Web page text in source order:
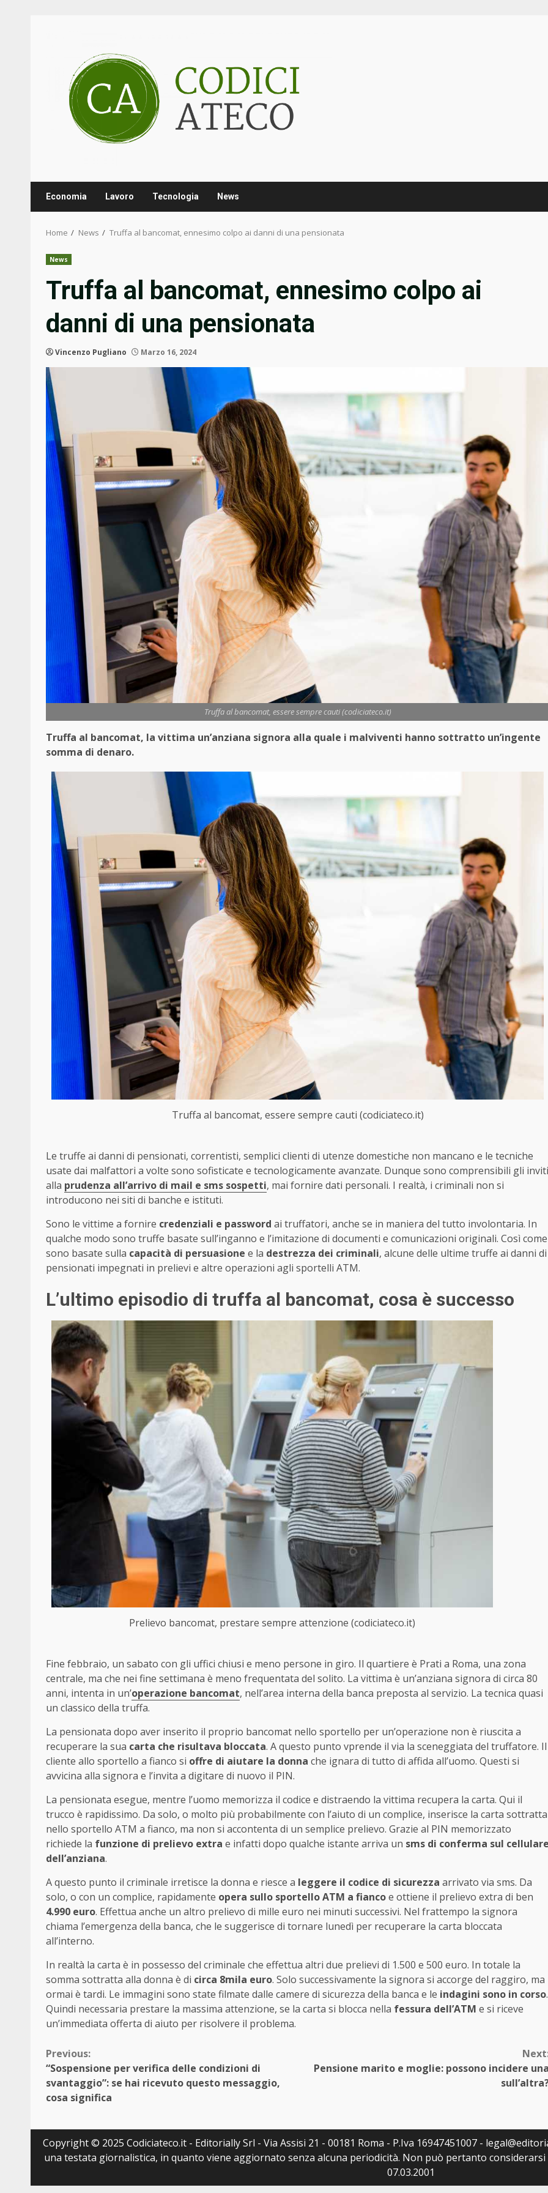
Economia Lavoro Tecnologia News
Home News Truffa al bancomat, ennesimo colpo ai danni di una pensionata
News
Truffa al bancomat, ennesimo colpo ai
danni di una pensionata
Vincenzo Pugliano Marzo 16, 2024
Truffa al bancomat, essere sempre cauti (codiciateco.it)
Truffa al bancomat, la vittima un’anziana signora alla quale i malviventi hanno sottratto un’ingente
somma di denaro.
Truffa al bancomat, essere sempre cauti (codiciateco.it)
Le truffe ai danni di pensionati, correntisti, semplici clienti di utenze domestiche non mancano e le tecniche
usate dai malfattori a volte sono sofisticate e tecnologicamente avanzate. Dunque sono comprensibili gli inviti
alla prudenza all’arrivo di mail e sms sospetti, mai fornire dati personali. I realtà, i criminali non si
introducono nei siti di banche e istituti.
Sono le vittime a fornire credenziali e password ai truffatori, anche se in maniera del tutto involontaria. In
qualche modo sono truffe basate sull’inganno e l’imitazione di documenti e comunicazioni originali. Così come
sono basate sulla capacità di persuasione e la destrezza dei criminali, alcune delle ultime truffe ai danni di
pensionati impegnati in prelievi e altre operazioni agli sportelli ATM.
L’ultimo episodio di truffa al bancomat, cosa è successo
Prelievo bancomat, prestare sempre attenzione (codiciateco.it)
Fine febbraio, un sabato con gli uffici chiusi e meno persone in giro. Il quartiere è Prati a Roma, una zona
centrale, ma che nei fine settimana è meno frequentata del solito. La vittima è un’anziana signora di circa 80
anni, intenta in un’operazione bancomat, nell’area interna della banca preposta al servizio. La tecnica quasi
un classico della truffa.
La pensionata dopo aver inserito il proprio bancomat nello sportello per un’operazione non è riuscita a
recuperare la sua carta che risultava bloccata. A questo punto vprende il via la sceneggiata del truffatore. Il
cliente allo sportello a fianco si offre di aiutare la donna che ignara di tutto di affida all’uomo. Questi si
avvicina alla signora e l’invita a digitare di nuovo il PIN.
La pensionata esegue, mentre l’uomo memorizza il codice e distraendo la vittima recupera la carta. Qui il
trucco è rapidissimo. Da solo, o molto più probabilmente con l’aiuto di un complice, inserisce la carta sottratta
nello sportello ATM a fianco, ma non si accontenta di un semplice prelievo. Grazie al PIN memorizzato
richiede la funzione di prelievo extra e infatti dopo qualche istante arriva un sms di conferma sul
dell’anziana.
A questo punto il criminale irretisce la donna e riesce a leggere il codice di sicurezza arrivato via sms. Da
solo, o con un complice, rapidamente opera sullo sportello ATM a fiancoe ottiene il prelievo extra di ben
4.990 euro. Effettua anche un altro prelievo di mille euro nei minuti successivi. Nel frattempo la signora
chiama l’emergenza della banca, che le suggerisce di tornare lunedì per recuperare la carta bloccata
all’interno.
In realtà la carta è in possesso del criminale che effettua altri due prelievi di 1.500 e 500 euro. In totale la
somma sottratta alla donna è di circa 8mila euro. Solo successivamente la signora si accorge del raggiro, ma
ormai è tardi. Le immagini sono state filmate dalle camere di sicurezza della banca e le indagini sono in corso.
Quindi necessaria prestare la massima attenzione, se la carta si blocca nella fessura dell’ATM e si riceve
un’immediata offerta di aiuto per risolvere il problema.
Continue
Reading
Previous:
“Sospensione per verifica delle condizioni di
svantaggio”: se hai ricevuto questo messaggio,
cosa significa
Pensione marito e moglie: possono incidere
Copyright © 2025 Codiciateco.it - Editorially Srl - Via Assisi 21 - 00181 Roma - P.Iva 16947451007 -
una testata giornalistica, in quanto viene aggiornato senza alcuna periodicità. Non può pertanto
07.03.2001